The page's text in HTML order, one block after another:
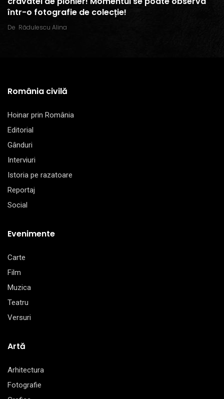
într-o fotografie de colecție!
De Rădulescu Alina
România civilă
Hoinar prin România
Editorial
Gânduri
Interviuri
Istoria pe razatoare
Reportaj
Social
Evenimente
Carte
Film
Muzica
Teatru
Versuri
Artă
Arhitectura
Fotografie